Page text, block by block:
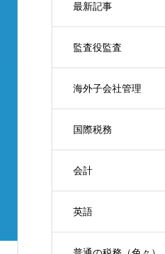
最新記事
監査役監査
海外子会社管理
国際税務
会計
英語